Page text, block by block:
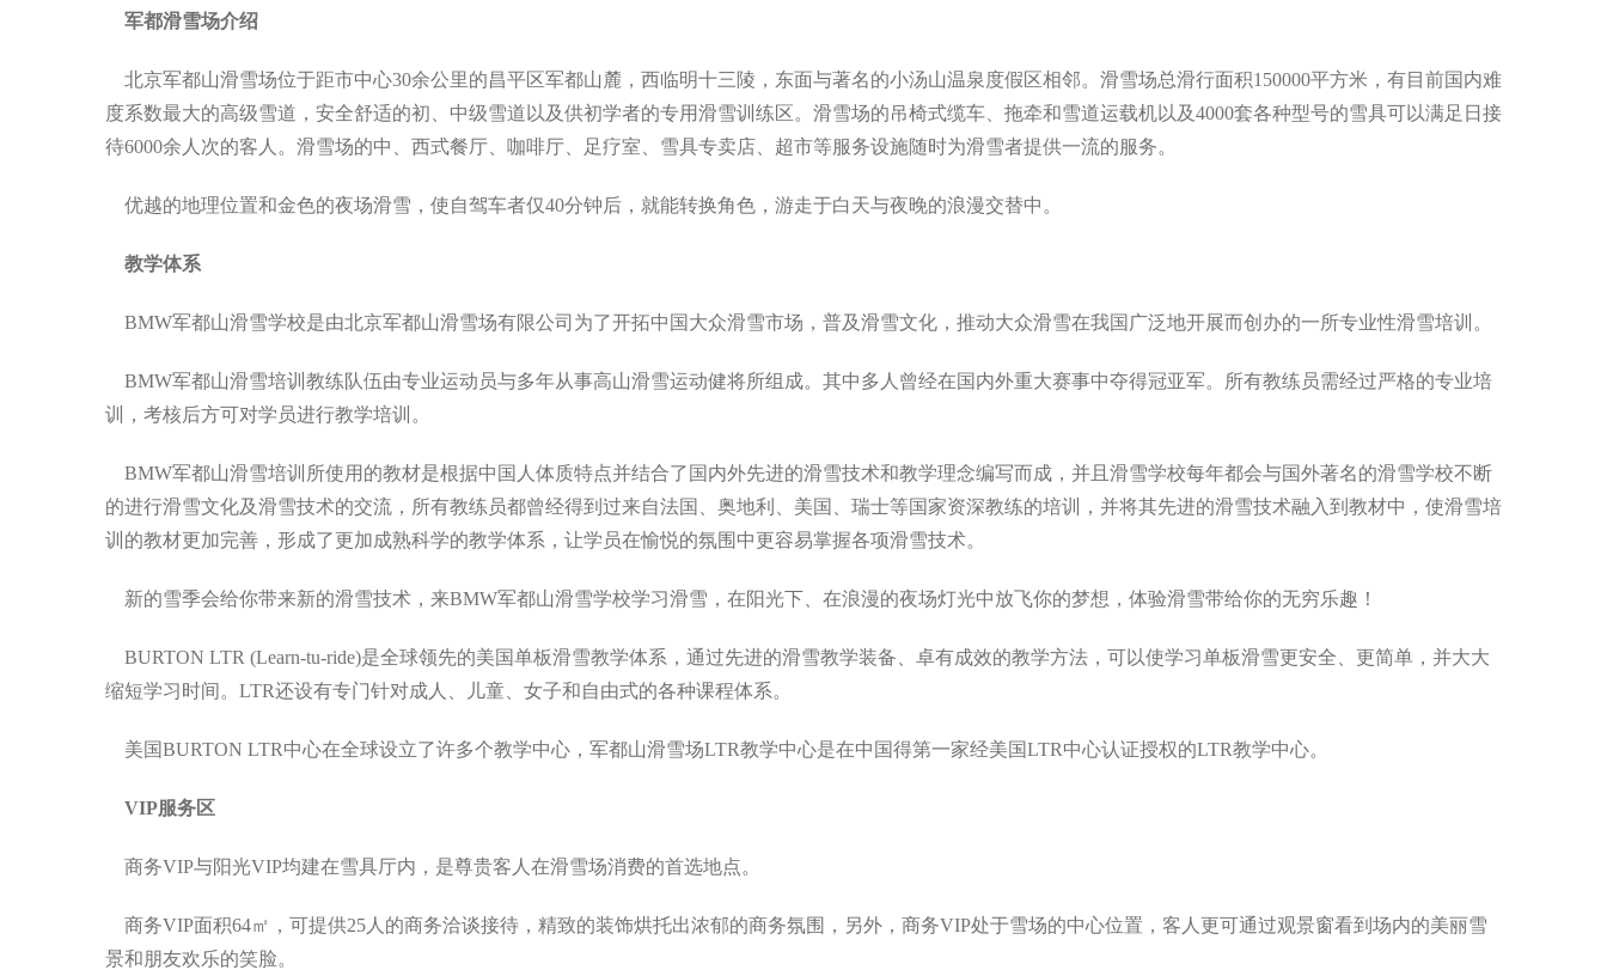
军都滑雪场介绍
北京军都山滑雪场位于距市中心30余公里的昌平区军都山麓，西临明十三陵，东面与著名的小汤山温泉度假区相邻。滑雪场总滑行面积150000平方米，有目前国内难
度系数最大的高级雪道，安全舒适的初、中级雪道以及供初学者的专用滑雪训练区。滑雪场的吊椅式缆车、拖牵和雪道运载机以及4000套各种型号的雪具可以满足日接
待6000余人次的客人。滑雪场的中、西式餐厅、咖啡厅、足疗室、雪具专卖店、超市等服务设施随时为滑雪者提供一流的服务。
优越的地理位置和金色的夜场滑雪，使自驾车者仅40分钟后，就能转换角色，游走于白天与夜晚的浪漫交替中。
教学体系
BMW军都山滑雪学校是由北京军都山滑雪场有限公司为了开拓中国大众滑雪市场，普及滑雪文化，推动大众滑雪在我国广泛地开展而创办的一所专业性滑雪培训。
BMW军都山滑雪培训教练队伍由专业运动员与多年从事高山滑雪运动健将所组成。其中多人曾经在国内外重大赛事中夺得冠亚军。所有教练员需经过严格的专业培
训，考核后方可对学员进行教学培训。
BMW军都山滑雪培训所使用的教材是根据中国人体质特点并结合了国内外先进的滑雪技术和教学理念编写而成，并且滑雪学校每年都会与国外著名的滑雪学校不断
的进行滑雪文化及滑雪技术的交流，所有教练员都曾经得到过来自法国、奥地利、美国、瑞士等国家资深教练的培训，并将其先进的滑雪技术融入到教材中，使滑雪培
训的教材更加完善，形成了更加成熟科学的教学体系，让学员在愉悦的氛围中更容易掌握各项滑雪技术。
新的雪季会给你带来新的滑雪技术，来BMW军都山滑雪学校学习滑雪，在阳光下、在浪漫的夜场灯光中放飞你的梦想，体验滑雪带给你的无穷乐趣！
BURTON LTR (Learn-tu-ride)是全球领先的美国单板滑雪教学体系，通过先进的滑雪教学装备、卓有成效的教学方法，可以使学习单板滑雪更安全、更简单，并大大
缩短学习时间。LTR还设有专门针对成人、儿童、女子和自由式的各种课程体系。
美国BURTON LTR中心在全球设立了许多个教学中心，军都山滑雪场LTR教学中心是在中国得第一家经美国LTR中心认证授权的LTR教学中心。
VIP服务区
商务VIP与阳光VIP均建在雪具厅内，是尊贵客人在滑雪场消费的首选地点。
商务VIP面积64㎡，可提供25人的商务洽谈接待，精致的装饰烘托出浓郁的商务氛围，另外，商务VIP处于雪场的中心位置，客人更可通过观景窗看到场内的美丽雪
景和朋友欢乐的笑脸。